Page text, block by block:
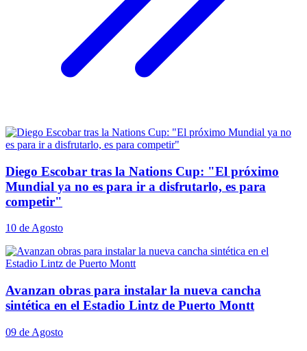
Diego Escobar tras la Nations Cup: "El próximo
Mundial ya no es para ir a disfrutarlo, es para
competir"
10 de Agosto
Avanzan obras para instalar la nueva cancha
sintética en el Estadio Lintz de Puerto Montt
09 de Agosto